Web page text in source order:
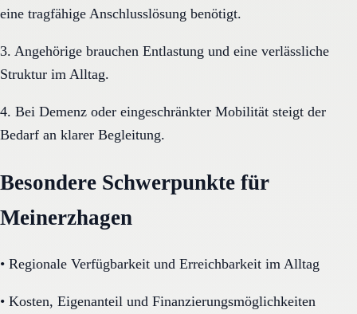
eine tragfähige Anschlusslösung benötigt.
3. Angehörige brauchen Entlastung und eine verlässliche
Struktur im Alltag.
4. Bei Demenz oder eingeschränkter Mobilität steigt der
Bedarf an klarer Begleitung.
Besondere Schwerpunkte für
Meinerzhagen
• Regionale Verfügbarkeit und Erreichbarkeit im Alltag
• Kosten, Eigenanteil und Finanzierungsmöglichkeiten